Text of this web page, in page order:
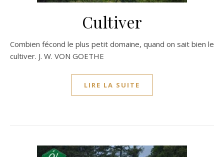
Cultiver
Combien fécond le plus petit domaine, quand on sait bien le
cultiver. J. W. VON GOETHE
LIRE LA SUITE